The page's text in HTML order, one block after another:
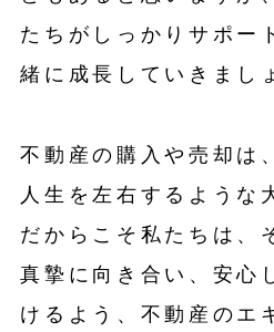
たちがしっかりサポー
緒に成長していきまし
不動産の購入や売却は
人生を左右するような
だからこそ私たちは、
真摯に向き合い、安心
けるよう、不動産のエ